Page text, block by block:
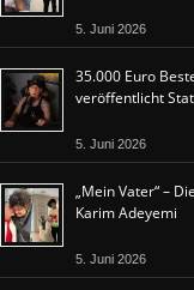
5. Juni 2026
35.000 Euro
veröffentlicht
5. Juni 2026
„Mein Vater“ –
Karim Adeyemi
5. Juni 2026